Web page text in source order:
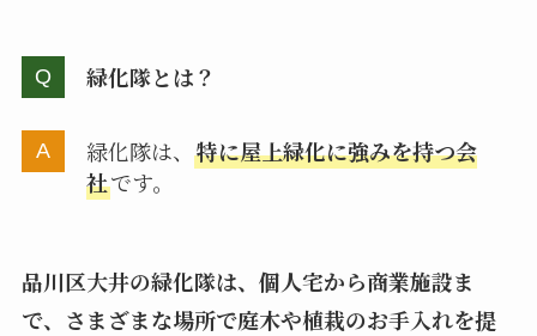
緑化隊とは？
緑化隊は、 特に屋上緑化に強みを持つ会
社です。
品川区大井の緑化隊は、個人宅から商業施設ま
で、さまざまな場所で庭木や植栽のお手入れを提